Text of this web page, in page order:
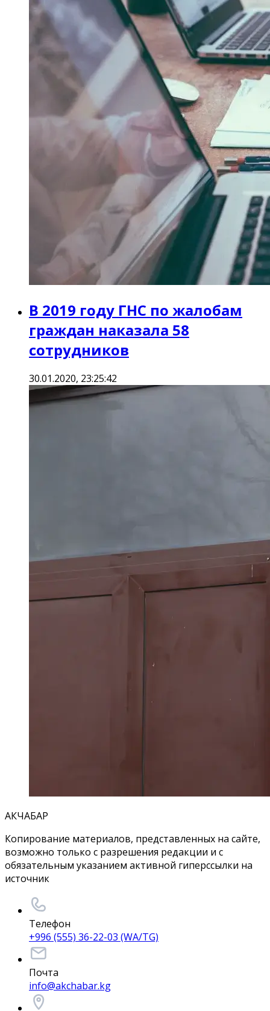
В 2019 году ГНС по жалобам
граждан наказала 58
сотрудников
30.01.2020, 23:25:42
АКЧАБАР
Копирование материалов, представленных на сайте,
возможно только с разрешения редакции и с
обязательным указанием активной гиперссылки на
источник
Телефон
+996 (555) 36-22-03 (WA/TG)
Почта
info@akchabar.kg